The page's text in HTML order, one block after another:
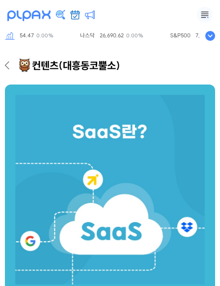
854.47 0.00% 나스닥 26,690.62 0.00% S&P500 7,757.64
컨텐츠(대흥동코뿔소)